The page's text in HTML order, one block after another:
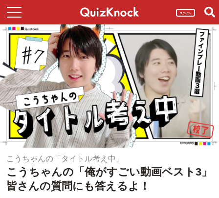
ログイン
こうちゃんの「タイトル考え中」
こうちゃんの「俺がすごい動画ベスト3」
皆さんの質問にも答えるよ！